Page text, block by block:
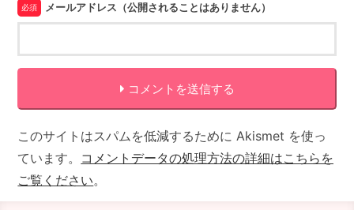
必須 メールアドレス（公開されることはありません）
コメントを送信する
このサイトはスパムを低減するために Akismet を使っ
ています。 コメントデータの処理方法の詳細はこちらを
ご覧ください。